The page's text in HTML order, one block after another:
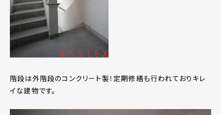
階段は外階段のコンクリート製！定期修繕も行われておりキレ
イな建物です。